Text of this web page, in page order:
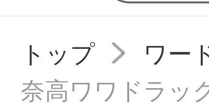
トップ
ワー
奈高ワワドラッ